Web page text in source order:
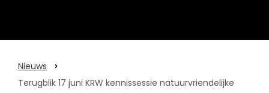
Nieuws
Terugblik 17 juni KRW kennissessie natuurvriendelijke